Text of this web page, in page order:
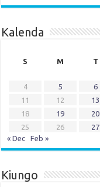
Kalenda
S
M T
4
5 6
11
12 13
18
19 20
25
26 27
« Dec
Feb »
Kiungo